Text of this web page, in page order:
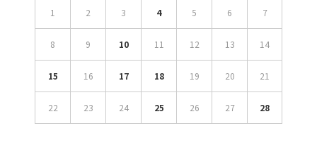
1 2 3 4 5 6 7
8 9 10 11 12 13 14
15 16 17 18 19 20 21
22 23 24 25 26 27 28